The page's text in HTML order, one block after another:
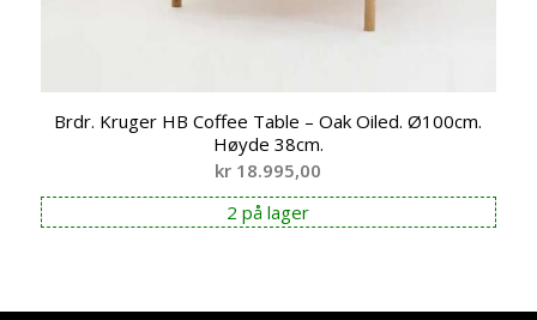
Brdr. Kruger HB Coffee Table – Oak Oiled. Ø100cm.
Høyde 38cm.
kr 18.995,00
2 på lager